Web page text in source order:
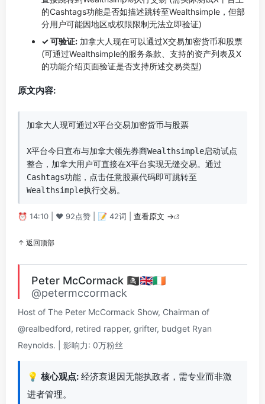
的Cashtags功能是否如描述跳转至Wealthsimple，但部
分用户可能因地区或权限限制无法立即验证)
✓ 可验证: 加拿大人现在可以通过X交易加密货币和股票
(可通过Wealthsimple的服务条款、支持的资产列表及X
的功能介绍页面验证是否支持所述交易类型)
原文内容:
加拿大人现可通过X平台交易加密货币与股票
X平台今日宣布与加拿大领先券商Wealthsimple启动试点
整合，加拿大用户可直接在X平台实现无缝交易。通过
Cashtags功能，点击任意股票代码即可跳转至
Wealthsimple执行交易。
⏰ 14:10 | ❤️ 92点赞 | 📝 42词 | 查看原文 →
↑ 返回顶部
Peter McCormack 🏴‍☠️🇬🇧🇮🇪
@petermccormack
Host of The Peter McCormack Show, Chairman of
@realbedford, retired rapper, grifter, budget Ryan
Reynolds. | 影响力: 0万粉丝
💡 核心观点: 经济衰退因无能执政者，需专业而非激
进者管理。